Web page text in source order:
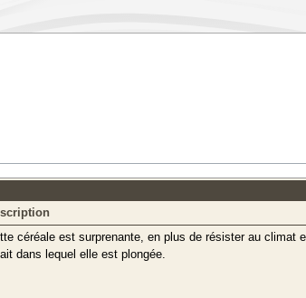
céréale est surprenante, en plus de résister au climat
dans lequel elle est plongée.